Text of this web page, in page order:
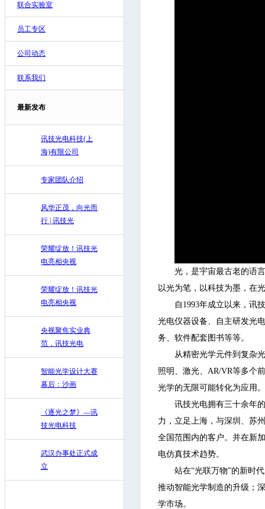
联合实验室
员工专区
公司动态
联系我们
最新发布
讯技光电科技(上
海)有限公司
专家团队介绍
风华正茂，向光而
行 | 讯技光
荣耀绽放！讯技光
电亮相央视
荣耀绽放！讯技光
电亮相央视
央视聚焦实业典
范，讯技光电
智能光学设计大赛
幕后：沙画
《逐光之梦》—讯
技光电科技
武汉办事处正式成
立
光，是宇宙最古老的语
以光为笔，以科技为墨，在
自1993年成立以来，讯
光电仪器设备、自主研发光
务、软件配套图书等等。
从精密光学元件到复杂
照明、激光、AR/VR等多个
光学的无限可能转化为应
讯技光电拥有三十余年
力，立足上海，与深圳、苏
全国范围内的客户。并在新
电仿真技术趋势。
站在“光联万物”的新时
推动智能光学制造的升级；
学市场。